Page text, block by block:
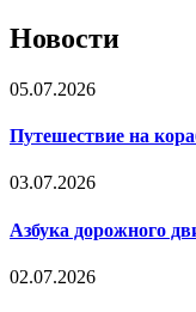
Новости
05.07.2026
Путешествие на
03.07.2026
Азбука дорожного
02.07.2026